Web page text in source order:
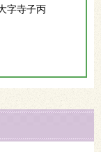
字寺子丙